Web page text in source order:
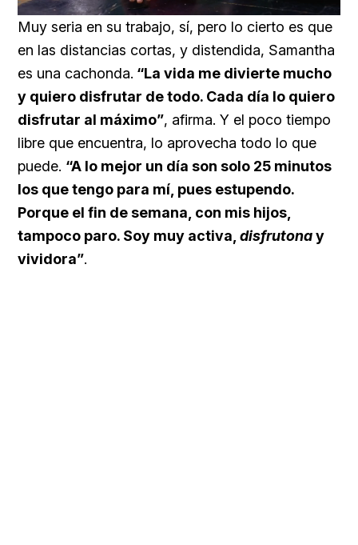
Unmute Loaded
49.34%
Muy seria en su trabajo, sí, pero lo cierto es que
en las distancias cortas, y distendida, Samantha
es una cachonda. “La vida me divierte mucho
y quiero disfrutar de todo. Cada día lo quiero
disfrutar al máximo”, afirma. Y el poco tiempo
libre que encuentra, lo aprovecha todo lo que
puede. “A lo mejor un día son solo 25 minutos
los que tengo para mí, pues estupendo.
Porque el fin de semana, con mis hijos,
tampoco paro. Soy muy activa,disfrutonay
vividora”.